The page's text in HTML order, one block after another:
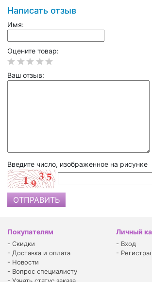
Написать отзыв
Имя:
Оцените товар:
Ваш отзыв:
Введите число, изображенное на рисунке
Покупателям
- Скидки
- Доставка и оплата
- Новости
- Вопрос специалисту
Личный
- Вход
-